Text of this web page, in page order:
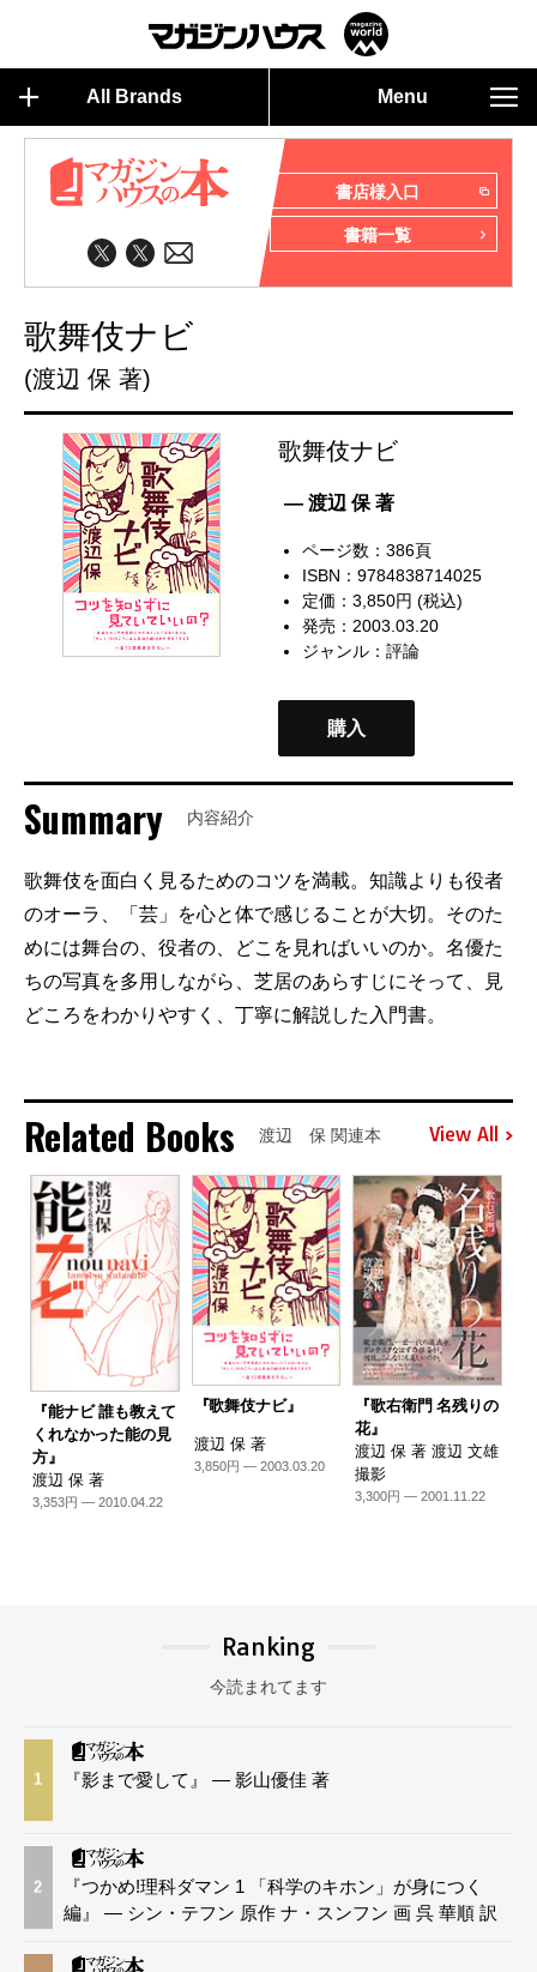
All Brands Menu
書店様入口
書籍一覧
歌舞伎ナビ
(渡辺 保 著)
歌舞伎ナビ
— 渡辺 保 著
ページ数：386頁
ISBN：9784838714025
定価：3,850円 (税込)
発売：2003.03.20
ジャンル：評論
購入
Summary 内容紹介
歌舞伎を面白く見るためのコツを満載。知識よりも役者
のオーラ、「芸」を心と体で感じることが大切。そのた
めには舞台の、役者の、どこを見ればいいのか。名優た
ちの写真を多用しながら、芝居のあらすじにそって、見
どころをわかりやすく、丁寧に解説した入門書。
Related Books 渡辺 保 関連本 View All
『能ナビ 誰も教えて
くれなかった能の見
方』
渡辺 保 著
3,353円 — 2010.04.22
『歌舞伎ナビ』
渡辺 保 著
3,850円 — 2003.03.20
『歌右衛門 名残りの
花』
渡辺 保 著 渡辺 文雄
撮影
3,300円 — 2001.11.22
Ranking
今読まれてます
1 『影まで愛して』 — 影山優佳 著
2
『つかめ!理科ダマン 1 「科学のキホン」が身につく
編』 — シン・テフン 原作 ナ・スンフン 画 呉 華順 訳